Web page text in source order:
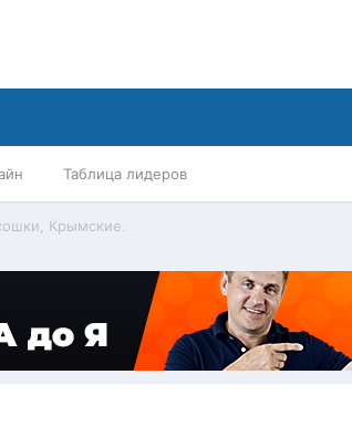
Таблица лидеров
Крымские.